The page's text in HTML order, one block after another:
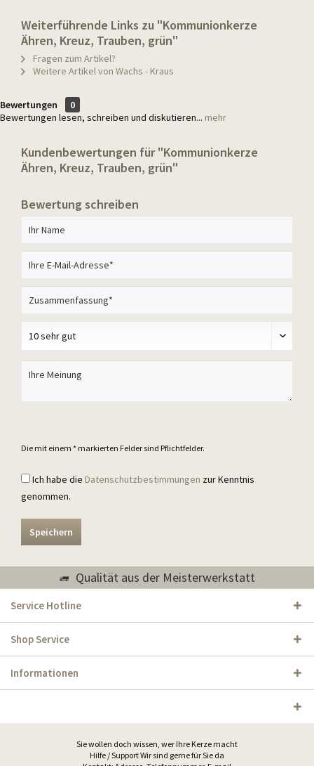
Weiterführende Links zu "Kommunionkerze
Ähren, Kreuz, Trauben, grün"
Fragen zum Artikel?
Weitere Artikel von Wachs - Kraus
Bewertungen
0
Bewertungen lesen, schreiben und diskutieren... mehr
Kundenbewertungen für "Kommunionkerze
Ähren, Kreuz, Trauben, grün"
Bewertung schreiben
Die mit einem * markierten Felder sind Pflichtfelder.
Ich habe die Datenschutzbestimmungen zur Kenntnis
genommen.
Speichern
Qualität aus der Meisterwerkstatt
Service Hotline
Shop Service
Informationen
Sie wollen doch wissen, wer Ihre Kerze macht
Hilfe / Support Wir sind gerne für Sie da